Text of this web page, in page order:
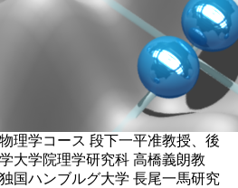
理学コース 段下一平准教授、後
大学院理学研究科 高橋義朗教
国ハンブルグ大学 長尾一馬研究